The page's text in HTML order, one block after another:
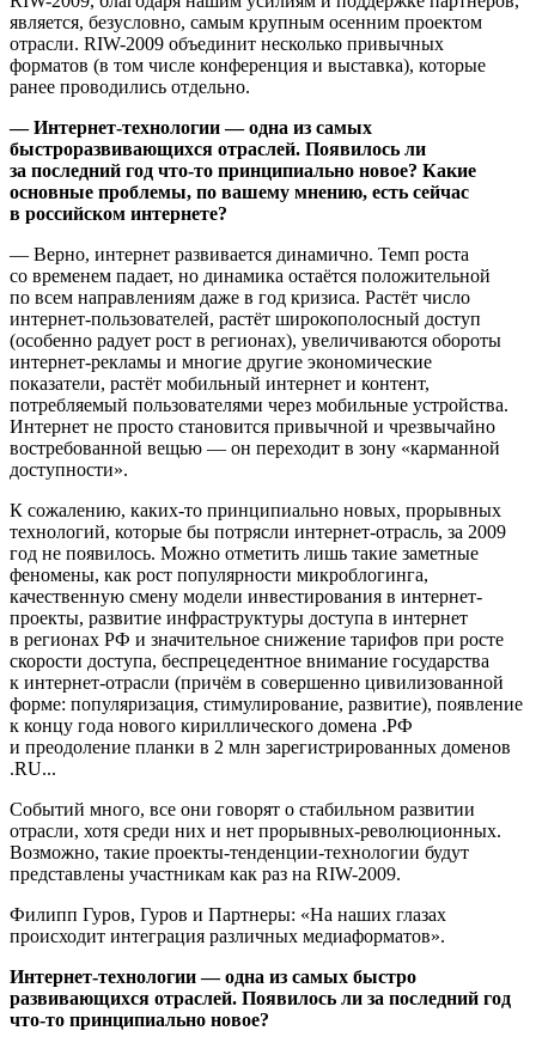
является, безусловно, самым крупным осенним проектом
отрасли. RIW-2009 объединит несколько привычных
форматов (в том числе конференция и выставка), которые
ранее проводились отдельно.
— Интернет-технологии — одна из самых
быстроразвивающихся отраслей. Появилось ли
за последний год что-то принципиально новое? Какие
основные проблемы, по вашему мнению, есть сейчас
в российском интернете?
— Верно, интернет развивается динамично. Темп роста
со временем падает, но динамика остаётся положительной
по всем направлениям даже в год кризиса. Растёт число
интернет-пользователей, растёт широкополосный доступ
(особенно радует рост в регионах), увеличиваются обороты
интернет-рекламы и многие другие экономические
показатели, растёт мобильный интернет и контент,
потребляемый пользователями через мобильные устройства.
Интернет не просто становится привычной и чрезвычайно
востребованной вещью — он переходит в зону «карманной
доступности».
К сожалению, каких-то принципиально новых, прорывных
технологий, которые бы потрясли интернет-отрасль, за 2009
год не появилось. Можно отметить лишь такие заметные
феномены, как рост популярности микроблогинга,
качественную смену модели инвестирования в интернет-
проекты, развитие инфраструктуры доступа в интернет
в регионах РФ и значительное снижение тарифов при росте
скорости доступа, беспрецедентное внимание государства
к интернет-отрасли (причём в совершенно цивилизованной
форме: популяризация, стимулирование, развитие), появление
к концу года нового кириллического домена .РФ
и преодоление планки в 2 млн зарегистрированных доменов
.RU...
Событий много, все они говорят о стабильном развитии
отрасли, хотя среди них и нет прорывных-революционных.
Возможно, такие проекты-тенденции-технологии будут
представлены участникам как раз на RIW-2009.
Филипп Гуров, Гуров и Партнеры: «На наших глазах
происходит интеграция различных медиаформатов».
Интернет-технологии — одна из самых быстро
развивающихся отраслей. Появилось ли за последний год
что-то принципиально новое?